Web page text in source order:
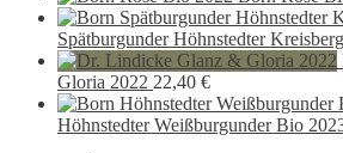
Spätburgunder Höhnstedter
Gloria 2022 22,40 €
Höhnstedter Weißburgunder Bio